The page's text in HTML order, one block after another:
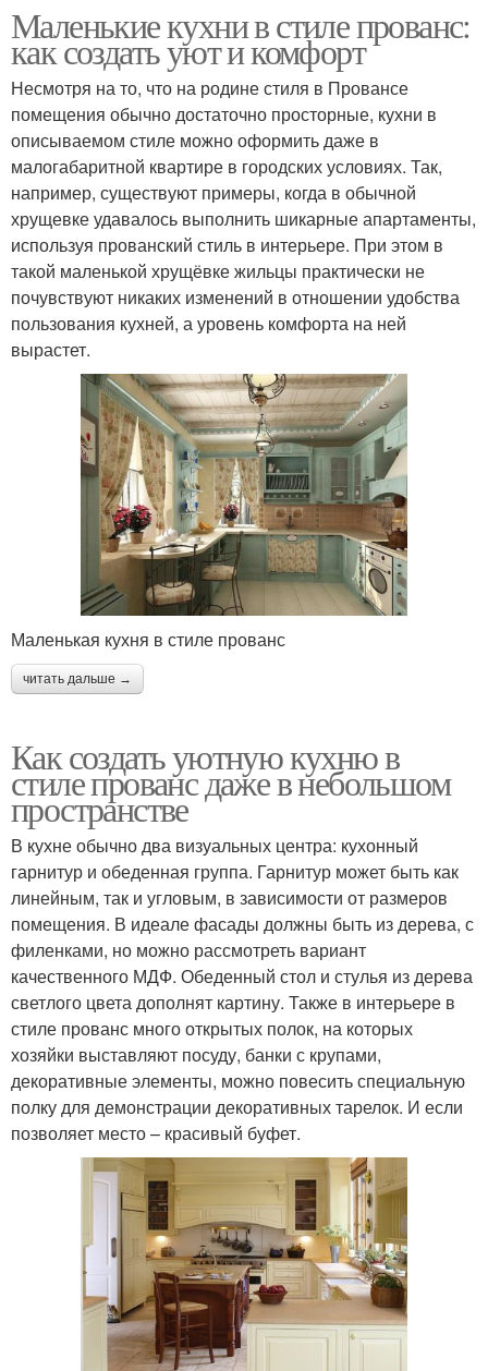
Маленькие кухни в стиле прованс:
как создать уют и комфорт
Несмотря на то, что на родине стиля в Провансе
помещения обычно достаточно просторные, кухни в
описываемом стиле можно оформить даже в
малогабаритной квартире в городских условиях. Так,
например, существуют примеры, когда в обычной
хрущевке удавалось выполнить шикарные апартаменты,
используя прованский стиль в интерьере. При этом в
такой маленькой хрущёвке жильцы практически не
почувствуют никаких изменений в отношении удобства
пользования кухней, а уровень комфорта на ней
вырастет.
Маленькая кухня в стиле прованс
читать дальше →
Как создать уютную кухню в
стиле прованс даже в небольшом
пространстве
В кухне обычно два визуальных центра: кухонный
гарнитур и обеденная группа. Гарнитур может быть как
линейным, так и угловым, в зависимости от размеров
помещения. В идеале фасады должны быть из дерева, с
филенками, но можно рассмотреть вариант
качественного МДФ. Обеденный стол и стулья из дерева
светлого цвета дополнят картину. Также в интерьере в
стиле прованс много открытых полок, на которых
хозяйки выставляют посуду, банки с крупами,
декоративные элементы, можно повесить специальную
полку для демонстрации декоративных тарелок. И если
позволяет место – красивый буфет.